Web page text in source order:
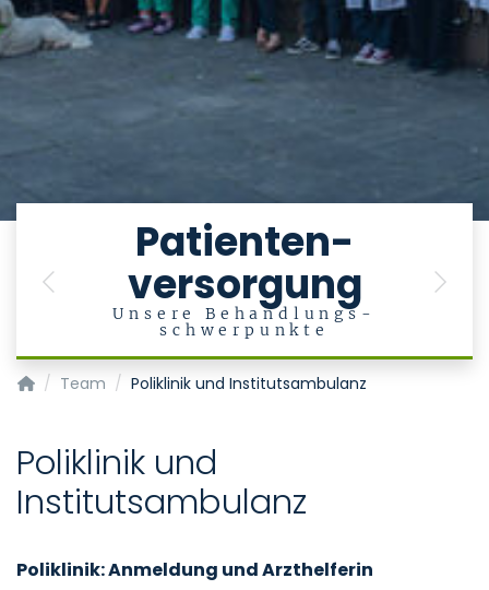
Patienten-
versorgung
Unsere Behandlungs-
schwerpunkte
Previous Next
Klinik für Psychiatrie, Psychotherapie und Psychosomatik
Team Poliklinik und Institutsambulanz
Poliklinik und
Institutsambulanz
Poliklinik: Anmeldung und Arzthelferin